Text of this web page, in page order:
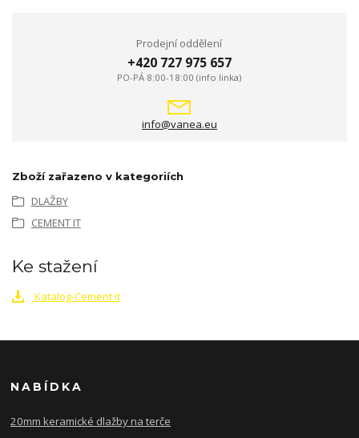
Prodejní oddělení
+420 727 975 657
PO-PÁ 8:00-18:00 (info linka)
info@vanea.eu
Zboží zařazeno v kategoriích
DLAŽBY
CEMENT IT
Ke stažení
Katalog-Cement it
NABÍDKA
20mm keramické dlažby na terče